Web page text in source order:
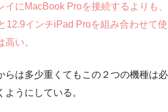
にMacBook Proを接続するよりも、
12.9インチiPad Proを組み合わせて使
い。
らは多少重くてもこの２つの機種は必
うにしている。